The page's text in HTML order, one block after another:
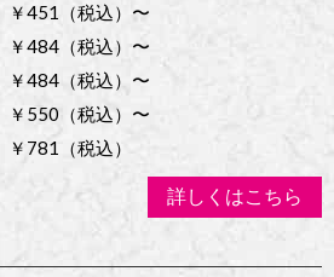
￥451（税込）〜
￥484（税込）〜
￥484（税込）〜
￥550（税込）〜
￥781（税込）
詳しくはこちら